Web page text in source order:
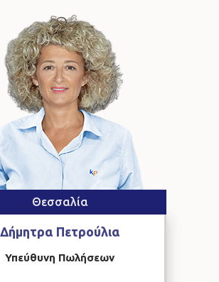
Θεσσαλία
Δήμητρα Πετρούλια
Υπεύθυνη Πωλήσεων